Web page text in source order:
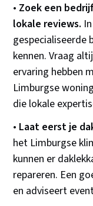
• Zoek een
lokale reviews.
gespecialiseerde
kennen. Vraag
ervaring hebben
Limburgse
die lokale
• Laat eerst je
het Limburgse
kunnen er
repareren. Een
en adviseert